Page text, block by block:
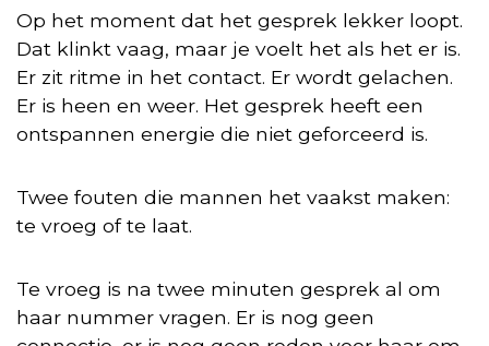
Op het moment dat het gesprek lekker loopt.
Dat klinkt vaag, maar je voelt het als het er is.
Er zit ritme in het contact. Er wordt gelachen.
Er is heen en weer. Het gesprek heeft een
ontspannen energie die niet geforceerd is.
Twee fouten die mannen het vaakst maken:
te vroeg of te laat.
Te vroeg is na twee minuten gesprek al om
haar nummer vragen. Er is nog geen